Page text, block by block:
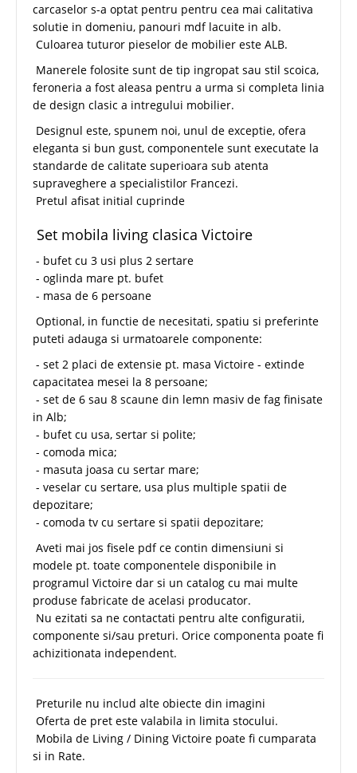
carcaselor s-a optat pentru pentru cea mai calitativa
solutie in domeniu, panouri mdf lacuite in alb.
Culoarea tuturor pieselor de mobilier este ALB.
Manerele folosite sunt de tip ingropat sau stil scoica,
feroneria a fost aleasa pentru a urma si completa linia
de design clasic a intregului mobilier.
Designul este, spunem noi, unul de exceptie, ofera
eleganta si bun gust, componentele sunt executate la
standarde de calitate superioara sub atenta
supraveghere a specialistilor Francezi.
Pretul afisat initial cuprinde
Set mobila living clasica Victoire
- bufet cu 3 usi plus 2 sertare
- oglinda mare pt. bufet
- masa de 6 persoane
Optional, in functie de necesitati, spatiu si preferinte
puteti adauga si urmatoarele componente:
- set 2 placi de extensie pt. masa Victoire - extinde
capacitatea mesei la 8 persoane;
- set de 6 sau 8 scaune din lemn masiv de fag finisate
in Alb;
- bufet cu usa, sertar si polite;
- comoda mica;
- masuta joasa cu sertar mare;
- veselar cu sertare, usa plus multiple spatii de
depozitare;
- comoda tv cu sertare si spatii depozitare;
Aveti mai jos fisele pdf ce contin dimensiuni si
modele pt. toate componentele disponibile in
programul Victoire dar si un catalog cu mai multe
produse fabricate de acelasi producator.
Nu ezitati sa ne contactati pentru alte configuratii,
componente si/sau preturi. Orice componenta poate fi
achizitionata independent.
Preturile nu includ alte obiecte din imagini
Oferta de pret este valabila in limita stocului.
Mobila de Living / Dining Victoire poate fi cumparata
si in Rate.